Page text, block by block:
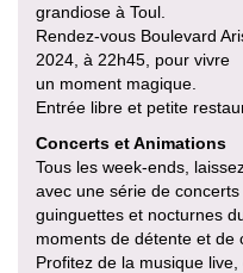
grandiose à Toul.
Rendez-vous Boulevard
2024, à 22h45, pour vivre
un moment magique.
Entrée libre et petite
Concerts et Animations
Tous les week-ends,
avec une série de
guinguettes et nocturnes
moments de détente et de
Profitez de la musique